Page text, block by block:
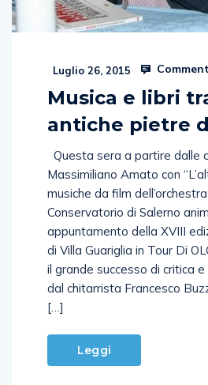
Luglio 26, 2015
Musica e libri
antiche pietre
Questa sera a partire dalle
Massimiliano Amato con
musiche da film
Conservatorio di Salerno
appuntamento della XVIII
di Villa Guariglia in Tour Di
il grande successo di critica
dal chitarrista Francesco
[…]
Leggi